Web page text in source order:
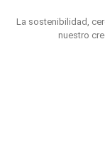
La sostenibilidad,
nuestro